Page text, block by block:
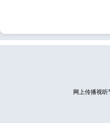
网上传播视听